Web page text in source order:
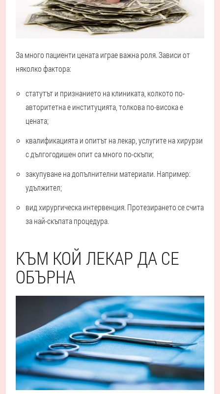
За много пациенти цената играе важна роля. Зависи от
няколко фактора:
статутът и признанието на клиниката, колкото по-
авторитетна е институцията, толкова по-висока е
цената;
квалификацията и опитът на лекар, услугите на хирурзи
с дългогодишен опит са много по-скъпи;
закупуване на допълнителни материали. Например:
удължител;
вид хирургическа интервенция. Протезирането се счита
за най-скъпата процедура.
КЪМ КОЙ ЛЕКАР ДА СЕ
ОБЪРНА